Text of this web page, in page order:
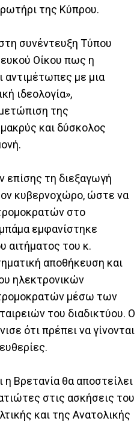
της Κύπρου.
συνέντευξη Τύπου
Οίκου πως η
αντιμέτωπες με μια
ιδεολογία»,
της
και δύσκολος
επίσης τη διεξαγωγή
κυβερνοχώρο, ώστε να
στο
εμφανίστηκε
αιτήματος του κ.
αποθήκευση και
ηλεκτρονικών
μέσω των
του διαδικτύου. Ο
ότι πρέπει να γίνονται
Βρετανία θα αποστείλει
στις ασκήσεις του
και της Ανατολικής